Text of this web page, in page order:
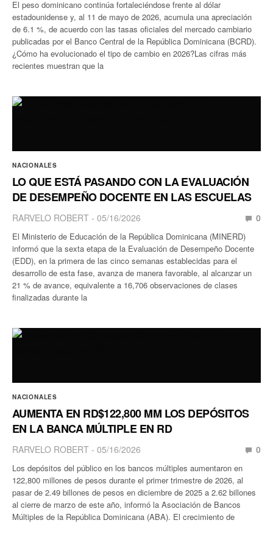
El peso dominicano continúa fortaleciéndose frente al dólar
estadounidense y, al 11 de mayo de 2026, acumula una apreciación
de 6.1 %, de acuerdo con las tasas oficiales del mercado cambiario
publicadas por el Banco Central de la República Dominicana (BCRD).
¿Cómo ha evolucionado el tipo de cambio en 2026?Las cifras más
recientes muestran que la
NACIONALES
LO QUE ESTÁ PASANDO CON LA EVALUACIÓN
DE DESEMPEÑO DOCENTE EN LAS ESCUELAS
RARVELO ROBERT 05/16/2026 0
El Ministerio de Educación de la República Dominicana (MINERD)
informó que la sexta etapa de la Evaluación de Desempeño Docente
(EDD), en la primera de las cinco semanas establecidas para el
desarrollo de esta fase, avanza de manera favorable, al alcanzar un
21 % de avance, equivalente a 16,706 observaciones de clases
finalizadas durante la
NACIONALES
AUMENTA EN RD$122,800 MM LOS DEPÓSITOS
EN LA BANCA MÚLTIPLE EN RD
RARVELO ROBERT 05/16/2026 0
Los depósitos del público en los bancos múltiples aumentaron en
122,800 millones de pesos durante el primer trimestre de 2026, al
pasar de 2.49 billones de pesos en diciembre de 2025 a 2.62 billones
al cierre de marzo de este año, informó la Asociación de Bancos
Múltiples de la República Dominicana (ABA). El crecimiento de